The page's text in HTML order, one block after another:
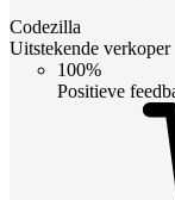
Codezilla
Uitstekende verkoper
100%
Positieve